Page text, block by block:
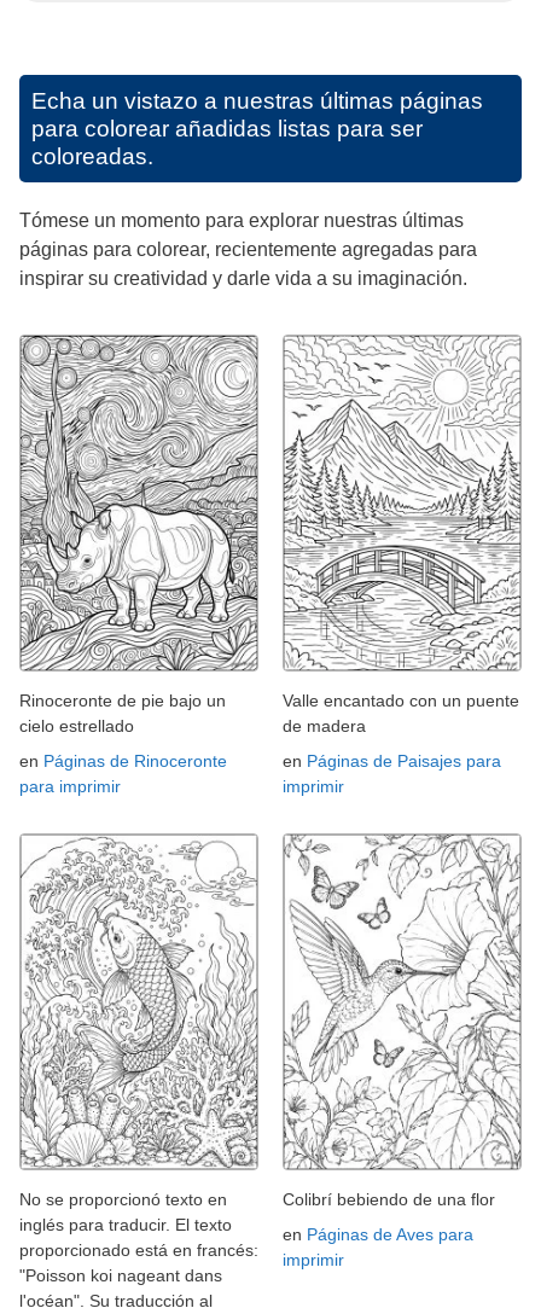
Echa un vistazo a nuestras últimas páginas
para colorear añadidas listas para ser
coloreadas.
Tómese un momento para explorar nuestras últimas
páginas para colorear, recientemente agregadas para
inspirar su creatividad y darle vida a su imaginación.
Rinoceronte de pie bajo un
cielo estrellado
en Páginas de Rinoceronte
para imprimir
Valle encantado con un puente
de madera
en Páginas de Paisajes para
imprimir
No se proporcionó texto en
inglés para traducir. El texto
proporcionado está en francés:
"Poisson koi nageant dans
l'océan". Su traducción al
Colibrí bebiendo de una flor
en Páginas de Aves para
imprimir